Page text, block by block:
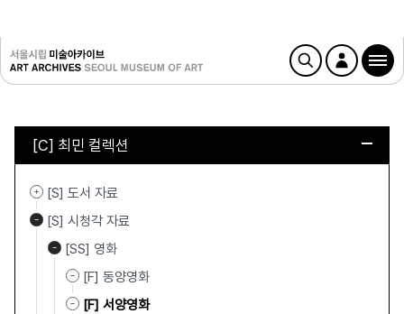
[C] 최민 컬렉션
[S] 도서 자료
[S] 시청각 자료
[SS] 영화
[F] 동양영화
[F] 서양영화